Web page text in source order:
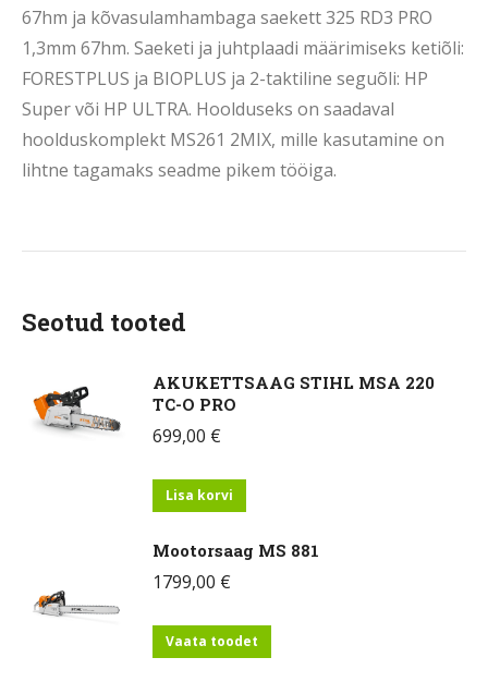
67hm ja kõvasulamhambaga saekett 325 RD3 PRO
1,3mm 67hm. Saeketi ja juhtplaadi määrimiseks ketiõli:
FORESTPLUS ja BIOPLUS ja 2-taktiline seguõli: HP
Super või HP ULTRA. Hoolduseks on saadaval
hoolduskomplekt MS261 2MIX, mille kasutamine on
lihtne tagamaks seadme pikem tööiga.
Seotud tooted
AKUKETTSAAG STIHL MSA 220
TC-O PRO
699,00 €
Lisa korvi
Mootorsaag MS 881
1799,00 €
Vaata toodet